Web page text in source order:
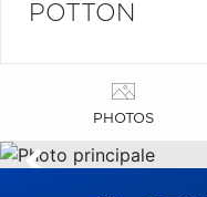
POTTON
PHOTOS